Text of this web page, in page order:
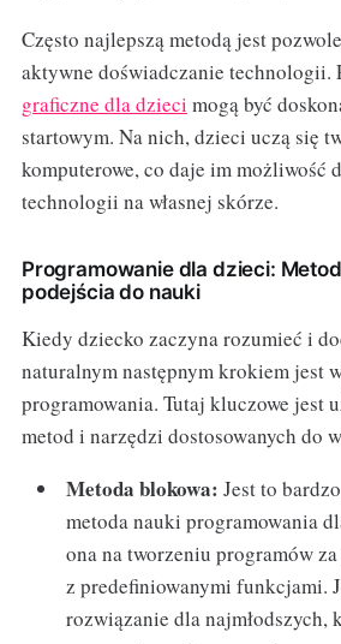
Często najlepszą metodą jest
aktywne doświadczanie technologii.
graficzne dla dzieci mogą być
startowym. Na nich, dzieci uczą się
komputerowe, co daje im możliwość
technologii na własnej skórze.
Programowanie dla dzieci:
podejścia do nauki
Kiedy dziecko zaczyna rozumieć i
naturalnym następnym krokiem jest
programowania. Tutaj kluczowe jest
metod i narzędzi dostosowanych do
Metoda blokowa: Jest to
metoda nauki programowania
ona na tworzeniu programów
z predefiniowanymi funkcjami.
rozwiązanie dla najmłodszych,